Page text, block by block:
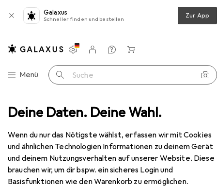
Deine Daten. Deine Wahl.
Wenn du nur das Nötigste wählst, erfassen wir mit Cookies
und ähnlichen Technologien Informationen zu deinem Gerät
und deinem Nutzungsverhalten auf unserer Website. Diese
brauchen wir, um dir bspw. ein sicheres Login und
Basisfunktionen wie den Warenkorb zu ermöglichen.
Galaxus
Schneller finden und bestellen Zur App
Navigation nach Kategorien
Menü Suche
Einstellungen
Kundenkonto
Vergleichslisten
Merklisten
Warenkorb
Ringratschenmaulschlüssel SW20 mm 285 mm
Gedore Red red R07100200
Ringratschenmaulschlüssel SW20 mm
285 mm
9 Grössen